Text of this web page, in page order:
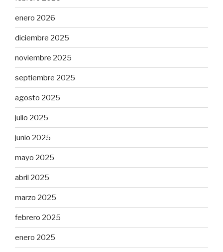
enero 2026
diciembre 2025
noviembre 2025
septiembre 2025
agosto 2025
julio 2025
junio 2025
mayo 2025
abril 2025
marzo 2025
febrero 2025
enero 2025